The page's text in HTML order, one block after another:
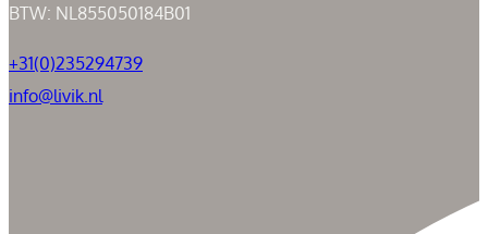
BTW: NL855050184B01
+31(0)235294739
info@livik.nl